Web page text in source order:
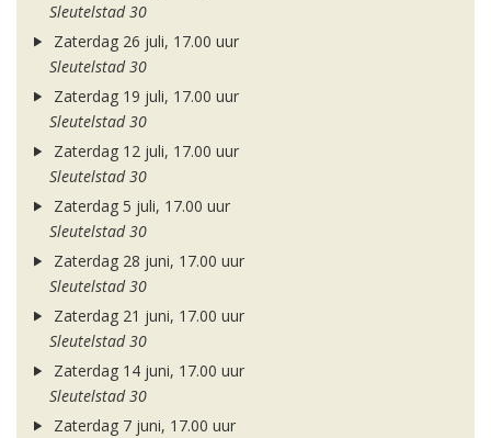
Sleutelstad 30
Zaterdag 26 juli, 17.00 uur
Sleutelstad 30
Zaterdag 19 juli, 17.00 uur
Sleutelstad 30
Zaterdag 12 juli, 17.00 uur
Sleutelstad 30
Zaterdag 5 juli, 17.00 uur
Sleutelstad 30
Zaterdag 28 juni, 17.00 uur
Sleutelstad 30
Zaterdag 21 juni, 17.00 uur
Sleutelstad 30
Zaterdag 14 juni, 17.00 uur
Sleutelstad 30
Zaterdag 7 juni, 17.00 uur